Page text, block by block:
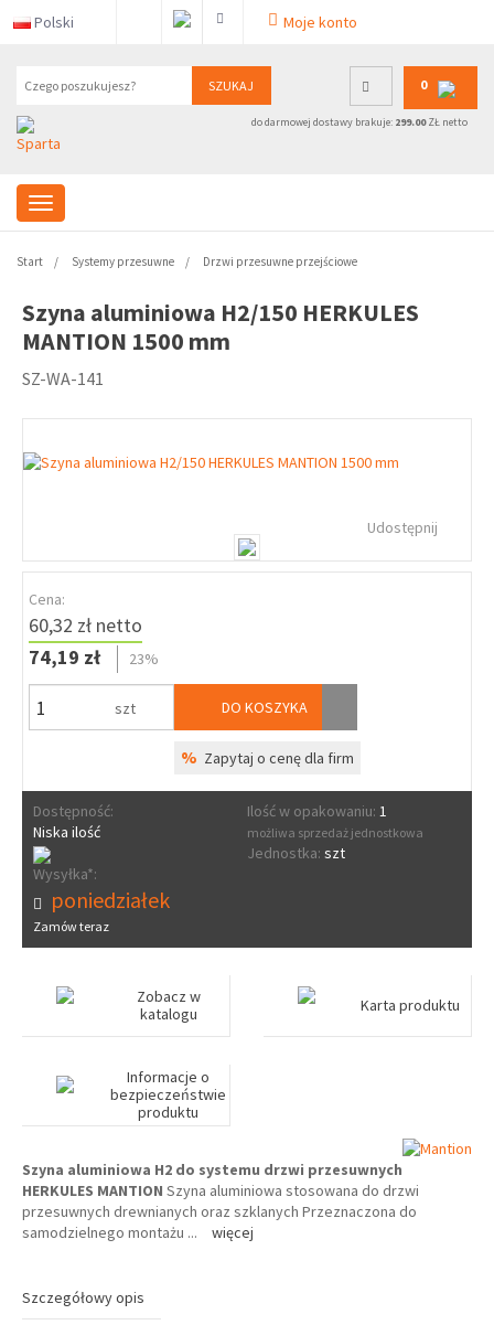
Polski Moje konto
SZUKAJ 0
do darmowej dostawy brakuje: 299.00ZŁ netto
Start Systemy przesuwne Drzwi przesuwne przejściowe
Szyna aluminiowa H2/150 HERKULES
MANTION 1500 mm
SZ-WA-141
Udostępnij
Cena:
60,32 zł netto
74,19 zł
23%
szt DO KOSZYKA
% Zapytaj o cenę dla firm
Dostępność:
Niska ilość
Ilość w opakowaniu: 1
możliwa sprzedaż jednostkowa
Jednostka: szt
Wysyłka*:
poniedziałek
Zamów teraz
Zobacz w
katalogu
Karta produktu
Informacje o
bezpieczeństwie
produktu
Szyna aluminiowa H2 do systemu drzwi przesuwnych
HERKULES MANTION Szyna aluminiowa stosowana do drzwi
przesuwnych drewnianych oraz szklanych Przeznaczona do
samodzielnego montażu ... więcej
Szczegółowy opis